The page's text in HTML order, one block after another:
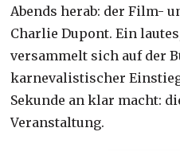
Abends herab: der Film-
Charlie Dupont. Ein
versammelt sich auf der
karnevalistischer
Sekunde an klar macht:
Veranstaltung.